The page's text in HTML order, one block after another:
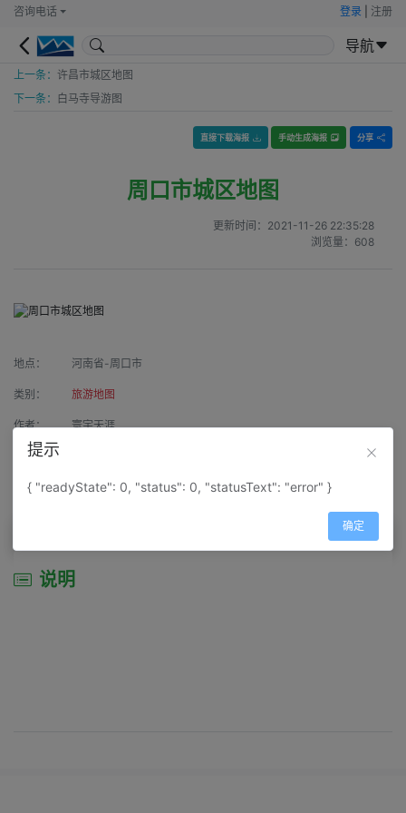
咨询电话 登录 注册
导航
上一条： 许昌市城区地图
下一条：
白马寺导游图
直接下载海报 手动生成海报 分享
周口市城区地图
更新时间： 2021-11-26 22:35:28
浏览量： 608
地点： 河南省-周口市
类别： 旅游地图
作者： 寰宇天涯
来源：
属性： 地图属性： 地图类型-城市城区图
说明
提示
{ "readyState": 0, "status": 0, "statusText": "error" }
确定